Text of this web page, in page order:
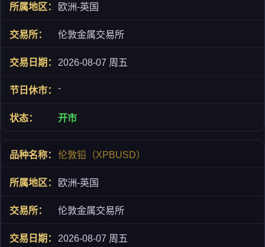
欧洲-英国
伦敦金属交易所
2026-08-07 周五
-
开市
伦敦铅（XPBUSD）
欧洲-英国
伦敦金属交易所
2026-08-07 周五